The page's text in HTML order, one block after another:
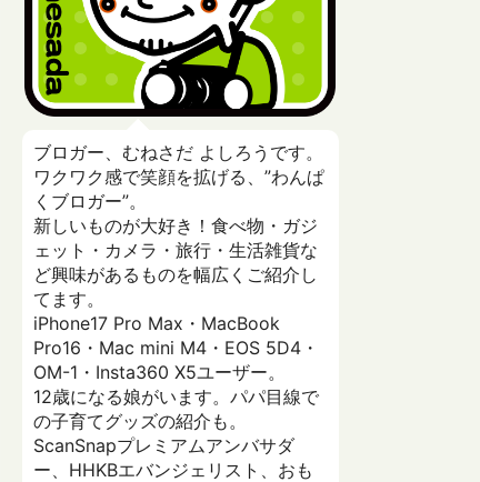
ブロガー、むねさだ よしろうです。
ワクワク感で笑顔を拡げる、”わんぱ
くブロガー”。
新しいものが大好き！食べ物・ガジ
ェット・カメラ・旅行・生活雑貨な
ど興味があるものを幅広くご紹介し
てます。
iPhone17 Pro Max・MacBook
Pro16・Mac mini M4・EOS 5D4・
OM-1・Insta360 X5ユーザー。
12歳になる娘がいます。パパ目線で
の子育てグッズの紹介も。
ScanSnapプレミアムアンバサダ
ー、HHKBエバンジェリスト、おも